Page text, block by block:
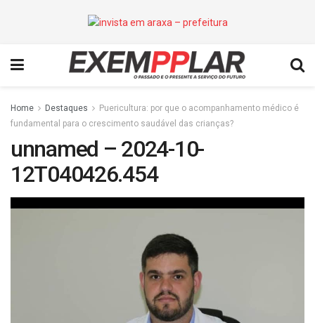
Home Destaques
Puericultura: por que o acompanhamento médico é
fundamental para o crescimento saudável das crianças?
unnamed – 2024-10-
12T040426.454